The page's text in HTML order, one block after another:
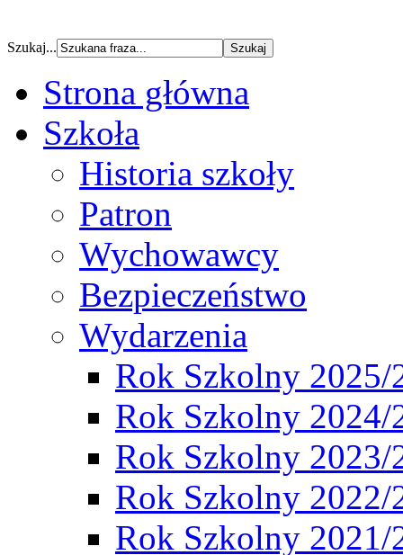
Szukaj...
Strona główna
Szkoła
Historia szkoły
Patron
Wychowawcy
Bezpieczeństwo
Wydarzenia
Rok Szkolny 2025/
Rok Szkolny 2024/
Rok Szkolny 2023/
Rok Szkolny 2022/
Rok Szkolny 2021/